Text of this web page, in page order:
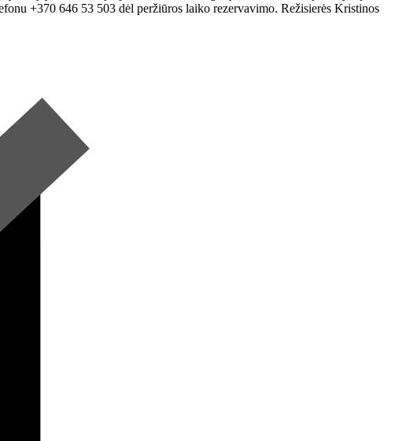
+370 646 53 503 dėl peržiūros laiko rezervavimo. Režisierės Kristinos